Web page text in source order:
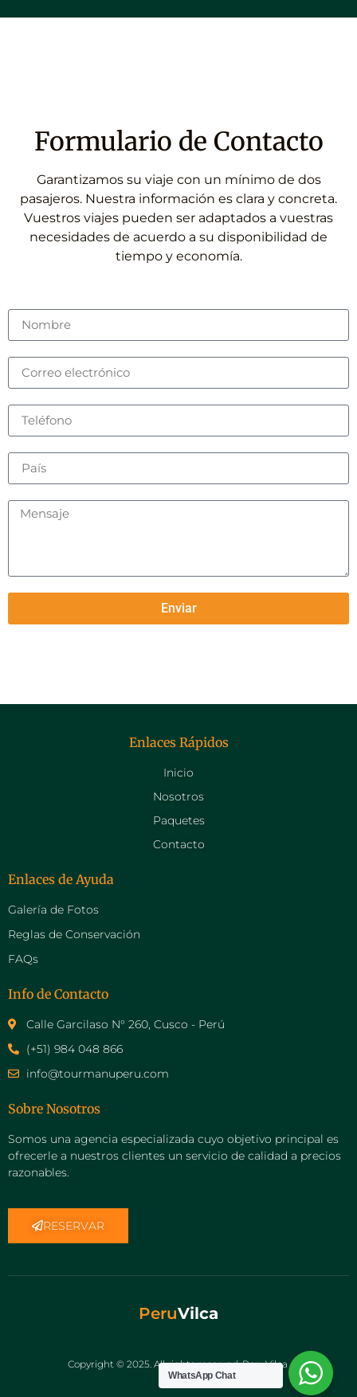
Formulario de Contacto
Garantizamos su viaje con un mínimo de dos
pasajeros. Nuestra información es clara y concreta.
Vuestros viajes pueden ser adaptados a vuestras
necesidades de acuerdo a su disponibilidad de
tiempo y economía.
Enviar
Enlaces Rápidos
Inicio
Nosotros
Paquetes
Contacto
Enlaces de Ayuda
Galería de Fotos
Reglas de Conservación
FAQs
Info de Contacto
Calle Garcilaso N° 260, Cusco - Perú
(+51) 984 048 866
info@tourmanuperu.com
Sobre Nosotros
Somos una agencia especializada cuyo objetivo principal es
ofrecerle a nuestros clientes un servicio de calidad a precios
razonables.
RESERVAR
PeruVilca
Copyright © 2025. All rights reserved. PeruVilca
WhatsApp Chat